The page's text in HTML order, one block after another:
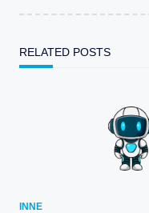
RELATED POSTS
INNE